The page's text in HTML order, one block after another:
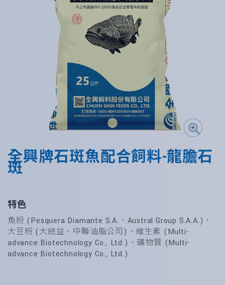
全興牌石斑魚配合飼料-龍膽石
斑
特色
魚粉 (Pesquera Diamante S.A.、Austral Group S.A.A.)、
大豆粉 (大統益、中聯油脂公司)、維生素 (Multi-
advance Biotechnology Co., Ltd.)、礦物質 (Multi-
advance Biotechnology Co., Ltd.)